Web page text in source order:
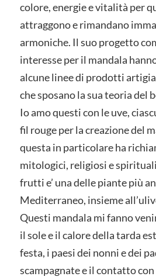
colore, energie e vitalità per
attraggono e rimandano
armoniche. Il suo progetto
interesse per il mandala
alcune linee di prodotti
che sposano la sua teoria del
Io amo questi con le uve,
fil rouge per la creazione del
questa in particolare ha
mitologici, religiosi e
frutti e’ una delle piante più
Mediterraneo, insieme
Questi mandala mi fanno
il sole e il calore della tarda
festa, i paesi dei nonni e dei
scampagnate e il contatto